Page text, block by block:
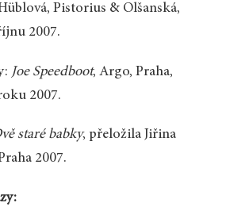
Pistorius & Olšanská,
2007.
Joe Speedboot, Argo, Praha,
2007.
staré babky, přeložila Jiřina
2007.